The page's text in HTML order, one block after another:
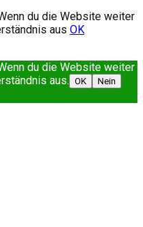
du die Website weiter
aus OK
du die Website weiter
aus. OK
Nein